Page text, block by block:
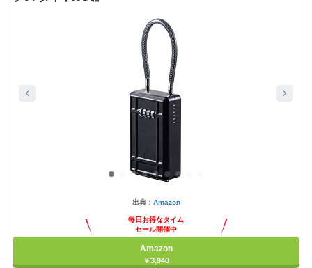
出典： Amazon
毎日お得なタイム
セール開催中
Amazon
￥3,940